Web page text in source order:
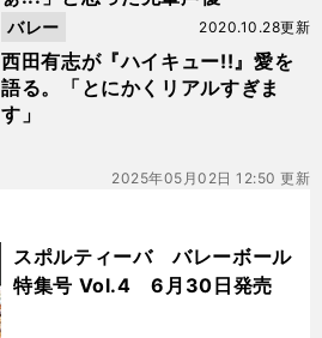
西田有志が『ハイキュー!!』愛を
語る。「とにかくリアルすぎま
す」
2020.10.28更新
バレー
2025年05月02日 12:50 更新
スポルティーバ バレーボール
特集号 Vol.4 6月30日発売